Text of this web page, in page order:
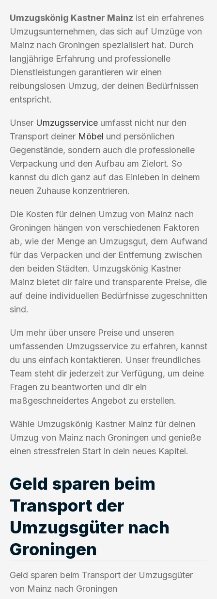
Umzugskönig Kastner Mainz ist ein erfahrenes
Umzugsunternehmen, das sich auf Umzüge von
Mainz nach Groningen spezialisiert hat. Durch
langjährige Erfahrung und professionelle
Dienstleistungen garantieren wir einen
reibungslosen Umzug, der deinen Bedürfnissen
entspricht.
Unser Umzugsservice umfasst nicht nur den
Transport deiner Möbel und persönlichen
Gegenstände, sondern auch die professionelle
Verpackung und den Aufbau am Zielort. So
kannst du dich ganz auf das Einleben in deinem
neuen Zuhause konzentrieren.
Die Kosten für deinen Umzug von Mainz nach
Groningen hängen von verschiedenen Faktoren
ab, wie der Menge an Umzugsgut, dem Aufwand
für das Verpacken und der Entfernung zwischen
den beiden Städten. Umzugskönig Kastner
Mainz bietet dir faire und transparente Preise, die
auf deine individuellen Bedürfnisse zugeschnitten
sind.
Um mehr über unsere Preise und unseren
umfassenden Umzugsservice zu erfahren, kannst
du uns einfach kontaktieren. Unser freundliches
Team steht dir jederzeit zur Verfügung, um deine
Fragen zu beantworten und dir ein
maßgeschneidertes Angebot zu erstellen.
Wähle Umzugskönig Kastner Mainz für deinen
Umzug von Mainz nach Groningen und genieße
einen stressfreien Start in dein neues Kapitel.
Geld sparen beim
Transport der
Umzugsgüter nach
Groningen
Geld sparen beim Transport der Umzugsgüter
von Mainz nach Groningen